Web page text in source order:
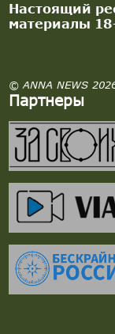
Настоящий
материалы
© ANNA NEWS
Партнеры